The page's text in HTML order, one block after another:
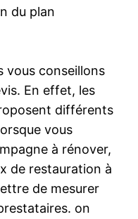
du plan
vous conseillons
En effet, les
différents
vous
à rénover,
de restauration à
de mesurer
on